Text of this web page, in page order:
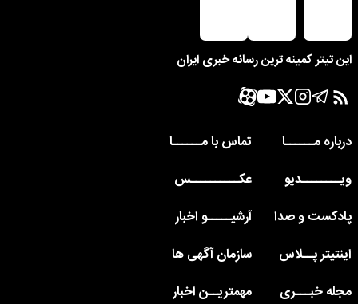
این تیتر کمینه ترین رسانه خبری ایران
درباره مــــــا
تماس با مــــــا
ویــــــــدیو
عکــــــــــس
پادکست و صدا
آرشیـــــو اخبار
اینتیتر پــلاس
سازمان آگهی ها
مجله خبـــری
مهمتریــن اخبار